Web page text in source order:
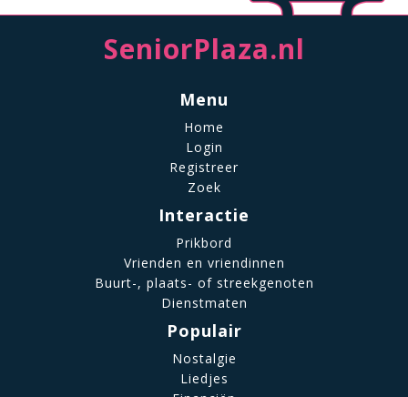
SeniorPlaza.nl
Menu
Home
Login
Registreer
Zoek
Interactie
Prikbord
Vrienden en vriendinnen
Buurt-, plaats- of streekgenoten
Dienstmaten
Populair
Nostalgie
Liedjes